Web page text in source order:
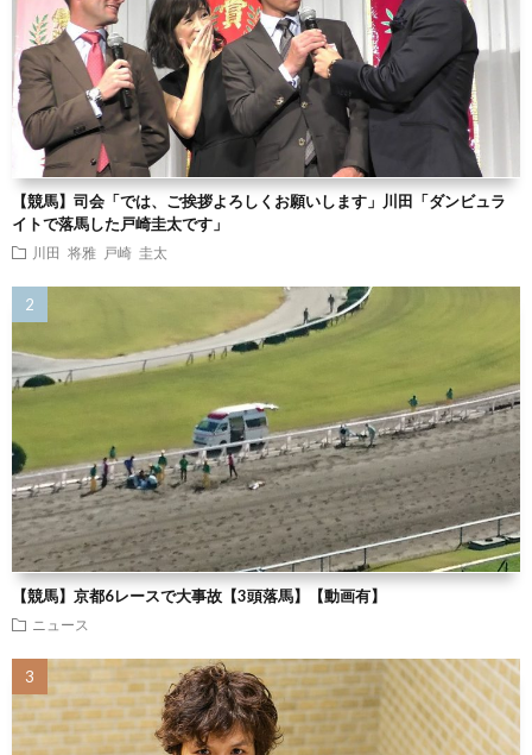
【競馬】司会「では、ご挨拶よろしくお願いします」川田「ダンビュラ
イトで落馬した戸崎圭太です」
川田 将雅 戸崎 圭太
【競馬】京都6レースで大事故【3頭落馬】【動画有】
ニュース